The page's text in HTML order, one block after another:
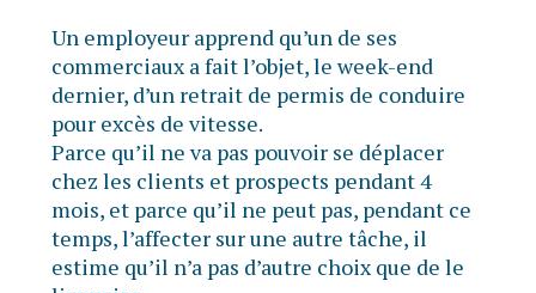
Un employeur apprend qu’un de ses
commerciaux a fait l’objet, le week-end
dernier, d’un retrait de permis de conduire
pour excès de vitesse.
Parce qu’il ne va pas pouvoir se déplacer
chez les clients et prospects pendant 4
mois, et parce qu’il ne peut pas, pendant ce
temps, l’affecter sur une autre tâche, il
estime qu’il n’a pas d’autre choix que de le